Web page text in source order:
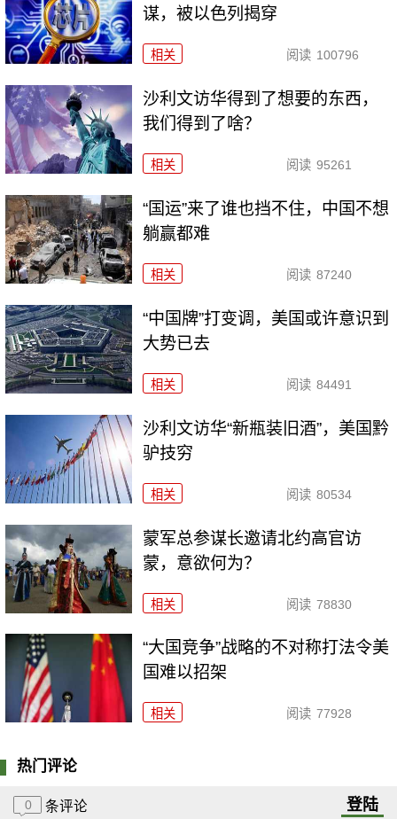
谋，被以色列揭穿
相关 阅读 100796
沙利文访华得到了想要的东西，
我们得到了啥？
相关 阅读 95261
“国运”来了谁也挡不住，中国不想
躺赢都难
相关 阅读 87240
“中国牌”打变调，美国或许意识到
大势已去
相关 阅读 84491
沙利文访华“新瓶装旧酒”，美国黔
驴技穷
相关 阅读 80534
​蒙军总参谋长邀请北约高官访
蒙，意欲何为？
相关 阅读 78830
“大国竞争”战略的不对称打法令美
国难以招架
相关 阅读 77928
热门评论
0 条评论 登陆